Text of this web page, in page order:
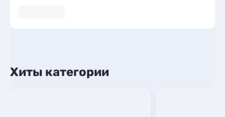
Хиты категории